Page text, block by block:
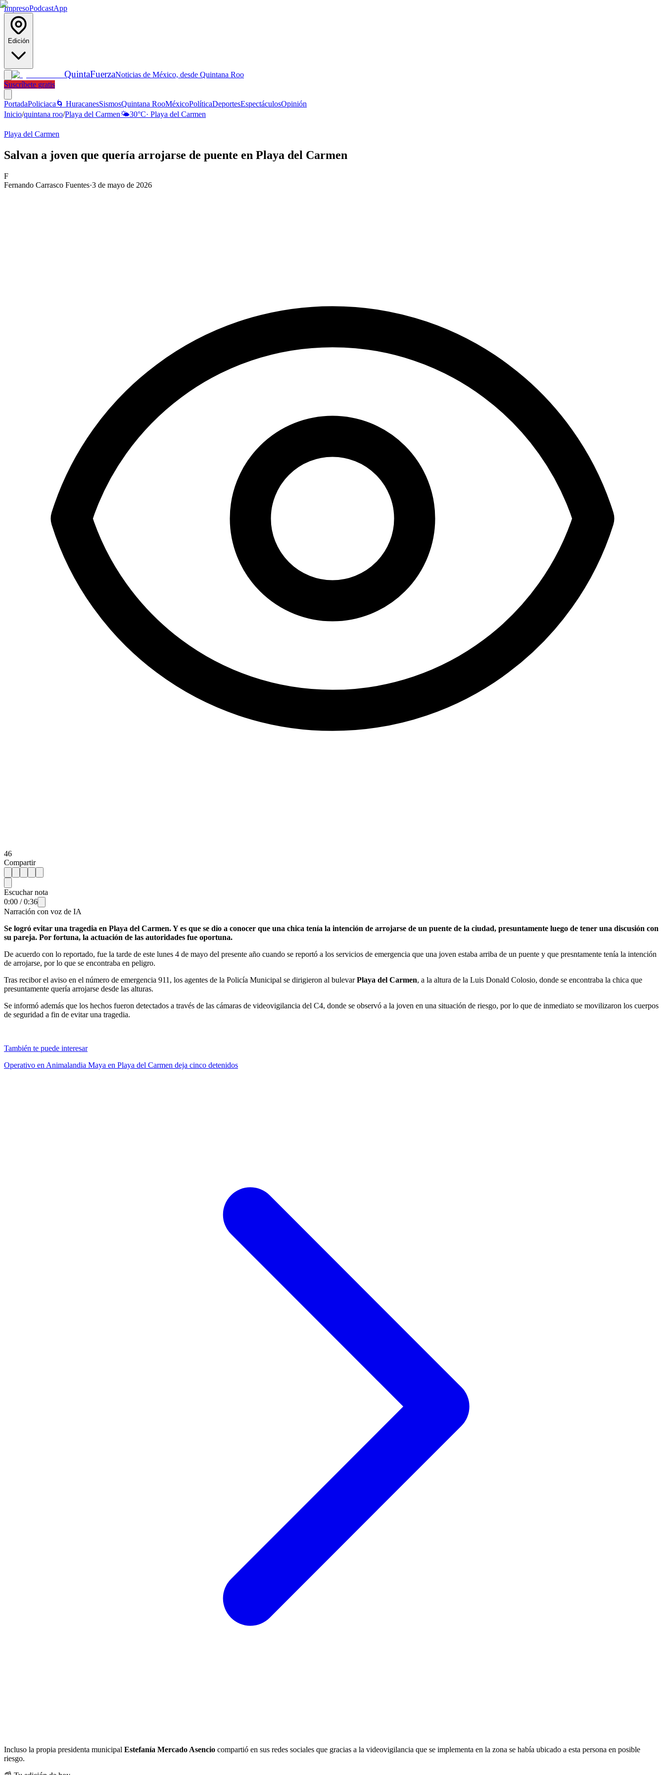
ImpresoPodcastApp
Edición
QuintaFuerzaNoticias de México, desde Quintana Roo
Suscríbete gratis
PortadaPoliciaca 🌀 HuracanesSismosQuintana RooMéxicoPolíticaDeportesEspectáculosOpinión
Inicio/quintana roo/Playa del Carmen🌤️30°C· Playa del Carmen
Playa del Carmen
Salvan a joven que quería arrojarse de puente en Playa del Carmen
F
Fernando Carrasco Fuentes·3 de mayo de 2026
46
Compartir
Escuchar nota
0:00 /0:36
Narración con voz de IA
Se logró evitar una tragedia en Playa del Carmen. Y es que se dio a conocer que una chica tenía la intención de arrojarse de un puente de la ciudad, presuntamente luego de tener una discusión con
su pareja. Por fortuna, la actuación de las autoridades fue oportuna.
De acuerdo con lo reportado, fue la tarde de este lunes 4 de mayo del presente año cuando se reportó a los servicios de emergencia que una joven estaba arriba de un puente y que presntamente tenía la intención
de arrojarse, por lo que se encontraba en peligro.
Tras recibor el aviso en el número de emergencia 911, los agentes de la Policía Municipal se dirigieron al bulevarPlaya del Carmen, a la altura de la Luis Donald Colosio, donde se encontraba la chica que
presuntamente quería arrojarse desde las alturas.
Se informó además que los hechos fueron detectados a través de las cámaras de videovigilancia del C4, donde se observó a la joven en una situación de riesgo, por lo que de inmediato se movilizaron los cuerpos
de seguridad a fin de evitar una tragedia.
También te puede interesar
Operativo en Animalandia Maya en Playa del Carmen deja cinco detenidos
Incluso la propia presidenta municipal Estefanía Mercado Asencio compartió en sus redes sociales que gracias a la videovigilancia que se implementa en la zona se había ubicado a esta persona en posible
riesgo.